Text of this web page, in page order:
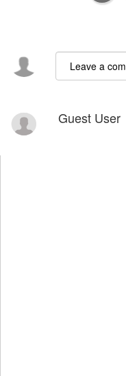
Guest User